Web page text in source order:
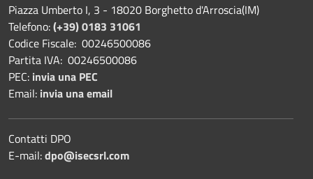
Piazza Umberto I, 3 - 18020 Borghetto d'Arroscia(IM)
Telefono:(+39) 0183 31061
Codice Fiscale: 00246500086
Partita IVA: 00246500086
PEC: invia una PEC
Email: invia una email
Contatti DPO
E-mail:dpo@isecsrl.com